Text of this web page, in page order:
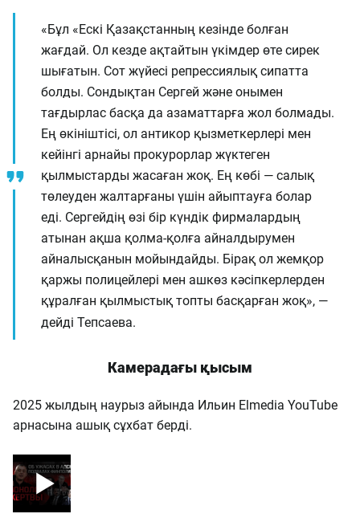
«Бұл «Ескі Қазақстанның кезінде болған
жағдай. Ол кезде ақтайтын үкімдер өте сирек
шығатын. Сот жүйесі репрессиялық сипатта
болды. Сондықтан Сергей және онымен
тағдырлас басқа да азаматтарға жол болмады.
Ең өкініштісі, ол антикор қызметкерлері мен
кейінгі арнайы прокурорлар жүктеген
қылмыстарды жасаған жоқ. Ең көбі — салық
төлеуден жалтарғаны үшін айыптауға болар
еді. Сергейдің өзі бір күндік фирмалардың
атынан ақша қолма-қолға айналдырумен
айналысқанын мойындайды. Бірақ ол жемқор
қаржы полицейлері мен ашкөз кәсіпкерлерден
құралған қылмыстық топты басқарған жоқ», —
дейді Тепсаева.
Камерадағы қысым
2025 жылдың наурыз айында Ильин Elmedia YouTube
арнасына ашық сұхбат берді.